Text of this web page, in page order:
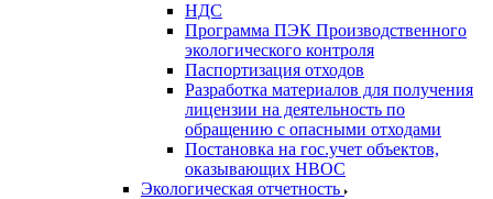
НДС
Программа ПЭК Производственного
экологического контроля
Паспортизация отходов
Разработка материалов для получения
лицензии на деятельность по
обращению с опасными отходами
Постановка на гос.учет объектов,
оказывающих НВОС
Экологическая отчетность